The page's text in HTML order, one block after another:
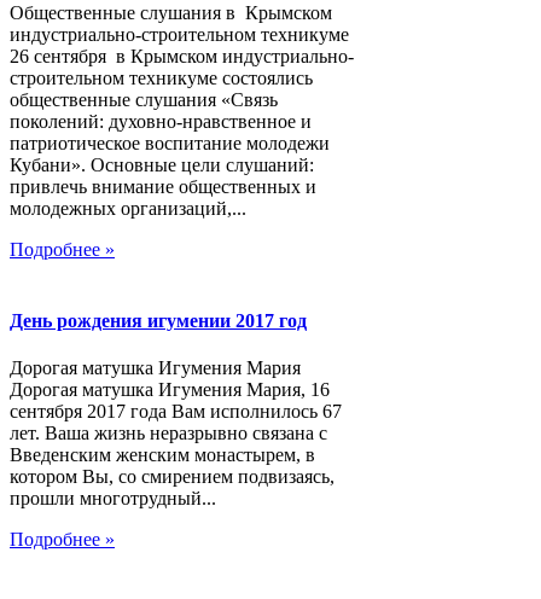
Общественные слушания в Крымском
индустриально-строительном техникуме
26 сентября в Крымском индустриально-
строительном техникуме состоялись
общественные слушания «Связь
поколений: духовно-нравственное и
патриотическое воспитание молодежи
Кубани». Основные цели слушаний:
привлечь внимание общественных и
молодежных организаций,...
Подробнее »
День рождения игумении 2017 год
Дорогая матушка Игумения Мария
Дорогая матушка Игумения Мария, 16
сентября 2017 года Вам исполнилось 67
лет. Ваша жизнь неразрывно связана с
Введенским женским монастырем, в
котором Вы, со смирением подвизаясь,
прошли многотрудный...
Подробнее »